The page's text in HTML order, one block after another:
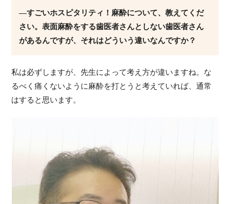
―すごいホスピタリティ！麻酔について、教えてくだ
さい。表面麻酔をする歯医者さんとしない歯医者さん
があるんですが、それはどういう違いなんですか？
私は必ずしますが、先生によって考え方が違いますね。な
るべく痛くないように麻酔を打とうと考えていれば、通常
はすると思います。